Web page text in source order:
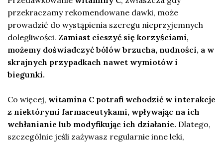
przekraczamy rekomendowane dawki, może
prowadzić do wystąpienia szeregu nieprzyjemnych
dolegliwości. Zamiast cieszyć się korzyściami,
możemy doświadczyć bólów brzucha, nudności, a w
skrajnych przypadkach nawet wymiotów i
biegunki.
Co więcej, witamina C potrafi wchodzić w interakcje
z niektórymi farmaceutykami, wpływając na ich
wchłanianie lub modyfikując ich działanie. Dlatego,
szczególnie jeśli zażywasz regularnie inne leki,